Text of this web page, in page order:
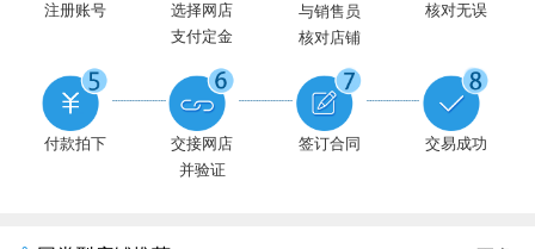
注册账号
选择网店
支付定金
与销售员
核对店铺
核对无误
付款拍下
交接网店
并验证
签订合同 交易成功